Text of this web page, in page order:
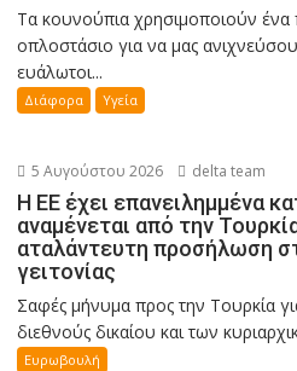
Τα κουνούπια χρησιμοποιούν ένα
οπλοστάσιο για να μας
ευάλωτοι...
Διάφορα Υγεία
5 Αυγούστου 2026 delta team
Η ΕΕ έχει επανειλημμένα
αναμένεται από την
αταλάντευτη προσήλωση
γειτονίας
Σαφές μήνυμα προς την Τουρκία
διεθνούς δικαίου και των
Ευρωβουλή